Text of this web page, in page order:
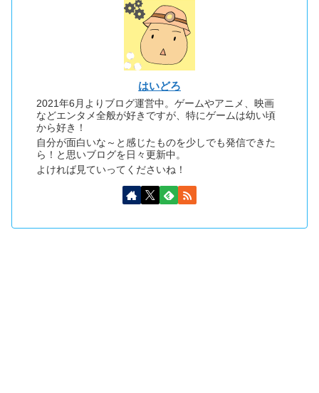
はいどろ
2021年6月よりブログ運営中。ゲームやアニメ、映画
などエンタメ全般が好きですが、特にゲームは幼い頃
から好き！
自分が面白いな～と感じたものを少しでも発信できた
ら！と思いブログを日々更新中。
よければ見ていってくださいね！